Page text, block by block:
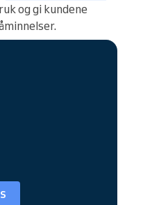
og gi kundene